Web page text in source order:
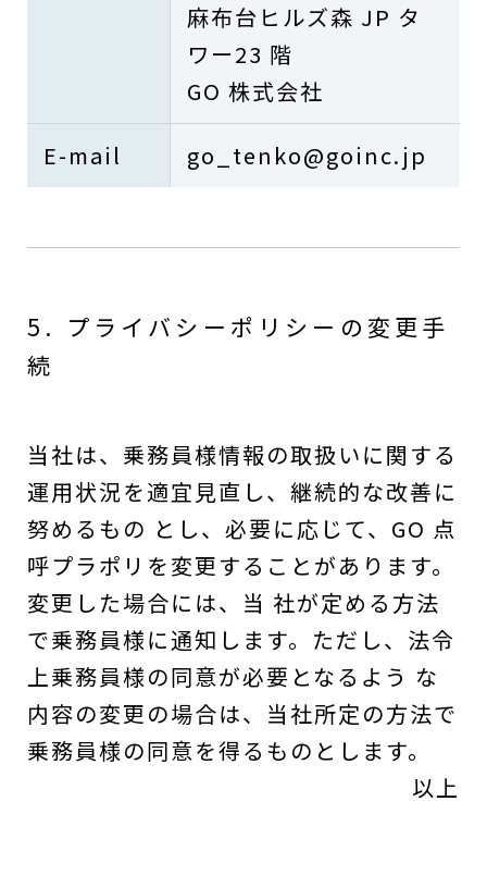
麻布台ヒルズ森 JP タ
ワー23 階
GO 株式会社
E-mail go_tenko@goinc.jp
5. プライバシーポリシーの変更手
続
当社は、乗務員様情報の取扱いに関する
運用状況を適宜見直し、継続的な改善に
努めるもの とし、必要に応じて、GO 点
呼プラポリを変更することがあります。
変更した場合には、当 社が定める方法
で乗務員様に通知します。ただし、法令
上乗務員様の同意が必要となるよう な
内容の変更の場合は、当社所定の方法で
乗務員様の同意を得るものとします。
以上